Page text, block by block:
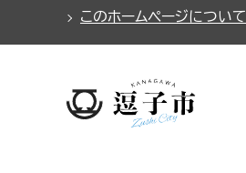
このホームページについて